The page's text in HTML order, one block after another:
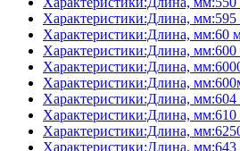
Характеристики:Длина,
Характеристики:Длина, мм:60
Характеристики:Длина,
Характеристики:Длина,
Характеристики:Длина,
Характеристики:Длина,
Характеристики:Длина,
Характеристики:Длина,
Характеристики:Длина,